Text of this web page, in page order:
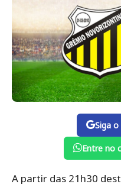
Siga
Entre no
A partir das 21h30